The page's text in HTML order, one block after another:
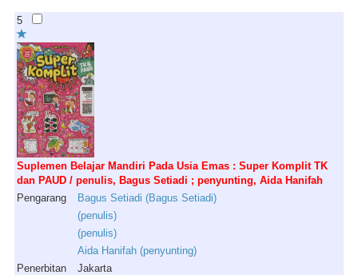
5
Suplemen Belajar Mandiri Pada Usia Emas : Super Komplit TK
dan PAUD / penulis, Bagus Setiadi ; penyunting, Aida Hanifah
Pengarang
Bagus Setiadi (Bagus Setiadi)
(penulis)
(penulis)
Aida Hanifah (penyunting)
Penerbitan
Jakarta